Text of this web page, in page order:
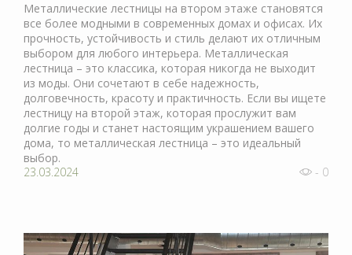
Металлические лестницы на втором этаже становятся
все более модными в современных домах и офисах. Их
прочность, устойчивость и стиль делают их отличным
выбором для любого интерьера. Металлическая
лестница – это классика, которая никогда не выходит
из моды. Они сочетают в себе надежность,
долговечность, красоту и практичность. Если вы ищете
лестницу на второй этаж, которая прослужит вам
долгие годы и станет настоящим украшением вашего
дома, то металлическая лестница – это идеальный
выбор.
23.03.2024
- 0